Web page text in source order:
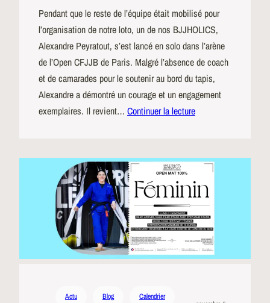
Pendant que le reste de l’équipe était mobilisé pour
l’organisation de notre loto, un de nos BJJHOLICS,
Alexandre Peyratout, s’est lancé en solo dans l’arène
de l’Open CFJJB de Paris. Malgré l’absence de coach
et de camarades pour le soutenir au bord du tapis,
Alexandre a démontré un courage et un engagement
exemplaires. Il revient… Continuer la lecture
Actu Blog
Calendrier